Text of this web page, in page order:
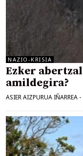
NAZIO-KRISIA
Ezker
amildegira?
ASIER AIZPURUA IÑARREA -